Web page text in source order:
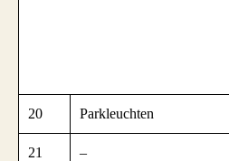
20 Parkleuchten
21 –